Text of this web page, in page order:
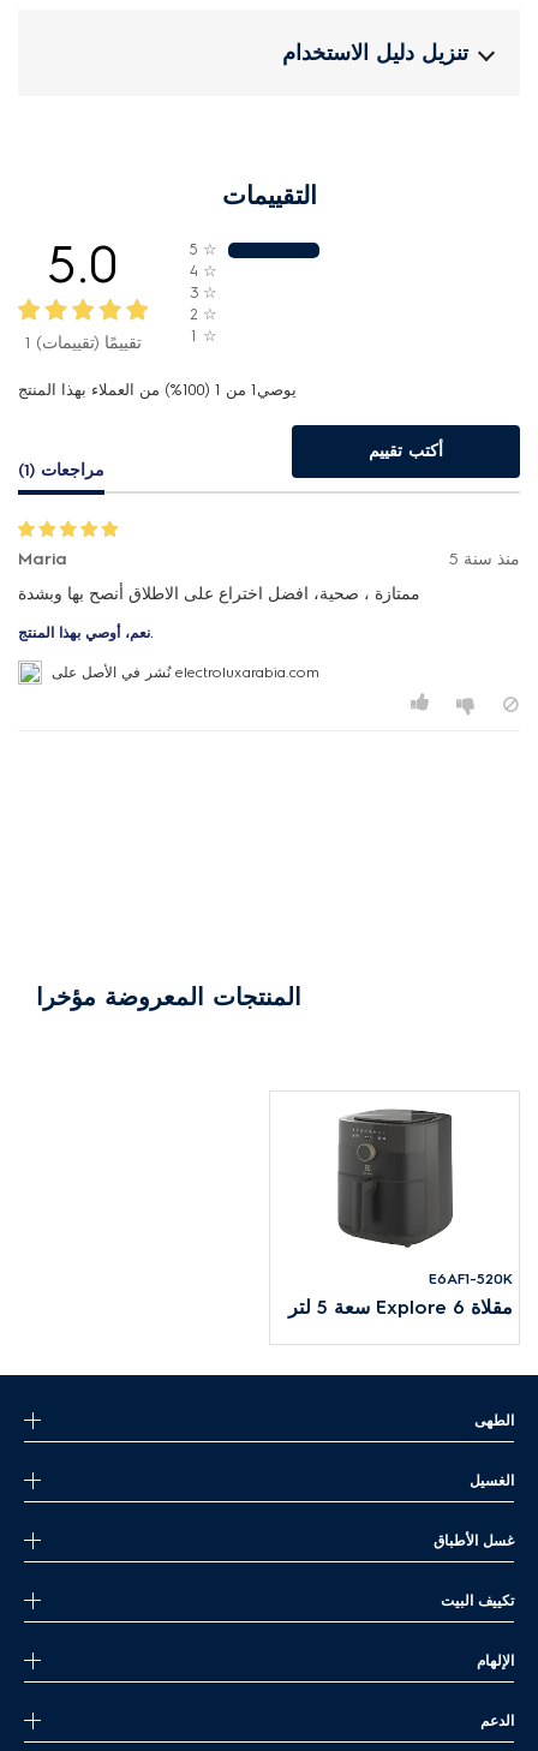
تنزيل دليل الاستخدام
التقييمات
5.0
1 تقييمًا (تقييمات)
5 ☆
4 ☆
3 ☆
2 ☆
1 ☆
يوصي1 من 1 (100%) من العملاء بهذا المنتج
مراجعات (1)
أكتب تقييم
Maria
منذ سنة 5
ممتازة ، صحية، افضل اختراع على الاطلاق أنصح بها وبشدة
نعم، أوصي بهذا المنتج.
نُشر في الأصل على electroluxarabia.com
المنتجات المعروضة مؤخرا
E6AF1-520K
مقلاة Explore 6 سعة 5 لتر
الطهى
الغسيل
غسل الأطباق
تكييف البيت
الإلهام
الدعم